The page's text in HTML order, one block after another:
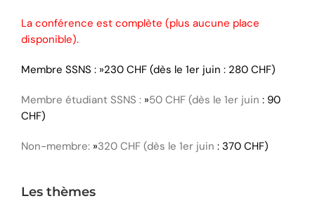
La conférence est complète (plus aucune place
disponible).
Membre SSNS : »230 CHF (dès le 1er juin : 280 CHF)
Membre étudiant SSNS : »50 CHF (dès le 1er juin : 90
CHF)
Non-membre: »320 CHF (dès le 1er juin : 370 CHF)
Les thèmes